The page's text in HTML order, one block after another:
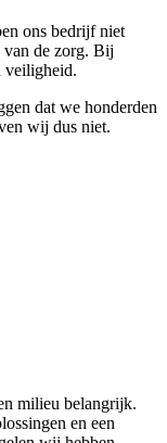
ons bedrijf niet
van de zorg. Bij
veiligheid.
dat we honderden
wij dus niet.
milieu belangrijk.
en een